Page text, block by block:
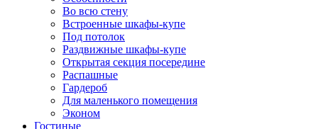
Во всю стену
Встроенные шкафы-купе
Под потолок
Раздвижные шкафы-купе
Открытая секция посередине
Распашные
Гардероб
Для маленького помещения
Эконом
Гостиные